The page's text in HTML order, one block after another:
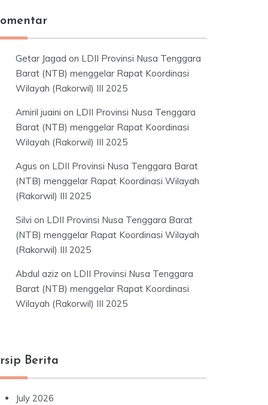
Getar Jagad on LDII Provinsi Nusa Tenggara
Barat (NTB) menggelar Rapat Koordinasi
Wilayah (Rakorwil) III 2025
Amiril juaini on LDII Provinsi Nusa Tenggara
Barat (NTB) menggelar Rapat Koordinasi
Wilayah (Rakorwil) III 2025
Agus on LDII Provinsi Nusa Tenggara Barat
(NTB) menggelar Rapat Koordinasi Wilayah
(Rakorwil) III 2025
Silvi on LDII Provinsi Nusa Tenggara Barat
(NTB) menggelar Rapat Koordinasi Wilayah
(Rakorwil) III 2025
Abdul aziz on LDII Provinsi Nusa Tenggara
Barat (NTB) menggelar Rapat Koordinasi
Wilayah (Rakorwil) III 2025
Berita
July 2026